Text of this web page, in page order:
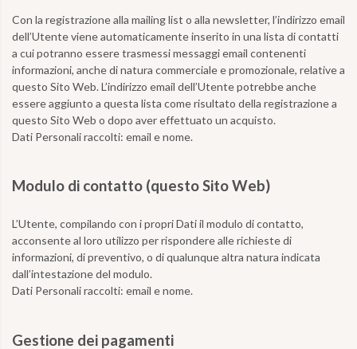
Con la registrazione alla mailing list o alla newsletter, l’indirizzo email
dell’Utente viene automaticamente inserito in una lista di contatti
a cui potranno essere trasmessi messaggi email contenenti
informazioni, anche di natura commerciale e promozionale, relative a
questo Sito Web. L’indirizzo email dell’Utente potrebbe anche
essere aggiunto a questa lista come risultato della registrazione a
questo Sito Web o dopo aver effettuato un acquisto.
Dati Personali raccolti: email e nome.
Modulo di contatto (questo Sito Web)
L’Utente, compilando con i propri Dati il modulo di contatto,
acconsente al loro utilizzo per rispondere alle richieste di
informazioni, di preventivo, o di qualunque altra natura indicata
dall’intestazione del modulo.
Dati Personali raccolti: email e nome.
Gestione dei pagamenti